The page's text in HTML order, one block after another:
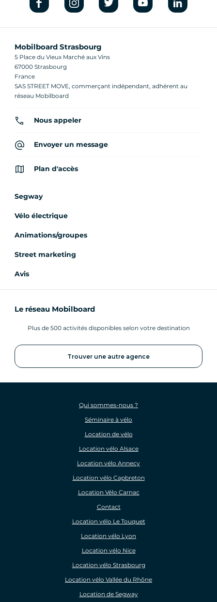
Mobilboard Strasbourg
5 Place du Vieux Marché aux Vins
67000 Strasbourg
France
SAS STREET MOVE, commerçant indépendant, adhérent au
réseau Mobilboard
Nous appeler
Envoyer un message
Plan d'accès
Segway
Vélo électrique
Animations/groupes
Street marketing
Avis
Le réseau Mobilboard
Plus de 500 activités disponibles selon votre destination
Trouver une autre agence
Qui sommes-nous ?
Séminaire à vélo
Location de vélo
Location vélo Alsace
Location vélo Annecy
Location vélo Capbreton
Location Vélo Carnac
Contact
Location vélo Le Touquet
Location vélo Lyon
Location vélo Nice
Location vélo Strasbourg
Location vélo Vallée du Rhône
Location de Segway